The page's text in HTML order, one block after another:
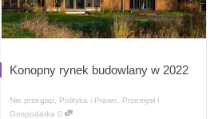
Konopny rynek budowlany w 2022
Nie przegap Polityka i Prawo
Przemysł i
Gospodarka 0